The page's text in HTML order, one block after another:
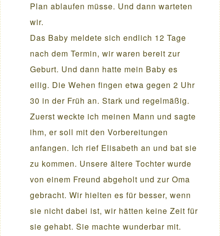
Plan ablaufen müsse. Und dann warteten
wir.
Das Baby meldete sich endlich 12 Tage
nach dem Termin, wir waren bereit zur
Geburt. Und dann hatte mein Baby es
eilig. Die Wehen fingen etwa gegen 2 Uhr
30 in der Früh an. Stark und regelmäßig.
Zuerst weckte ich meinen Mann und sagte
ihm, er soll mit den Vorbereitungen
anfangen. Ich rief Elisabeth an und bat sie
zu kommen. Unsere ältere Tochter wurde
von einem Freund abgeholt und zur Oma
gebracht. Wir hielten es für besser, wenn
sie nicht dabei ist, wir hätten keine Zeit für
sie gehabt. Sie machte wunderbar mit.